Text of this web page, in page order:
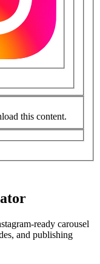
this content.
ready carousel
and publishing